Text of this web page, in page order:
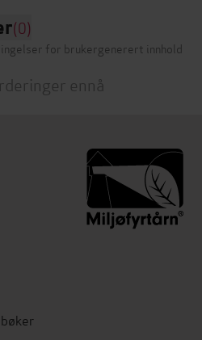
(0)
for brukergenerert innhold
ennå